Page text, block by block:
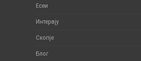
Есеи
Интервју
Скопје
Блог